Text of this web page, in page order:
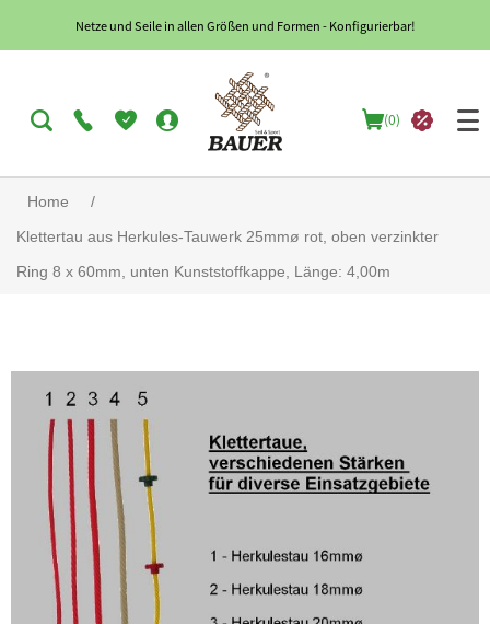
Netze und Seile in allen Größen und Formen - Konfigurierbar!
(0)
Home
/
Klettertau aus Herkules-Tauwerk 25mmø rot, oben verzinkter
Ring 8 x 60mm, unten Kunststoffkappe, Länge: 4,00m